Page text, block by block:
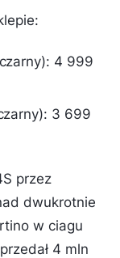
4 999
3 699
przez
dwukrotnie
w ciagu
4 mln